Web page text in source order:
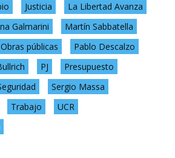
Justicia
La Libertad Avanza
Galmarini
Martín Sabbatella
Obras públicas
Pablo Descalzo
PJ
Presupuesto
Sergio Massa
Trabajo
UCR